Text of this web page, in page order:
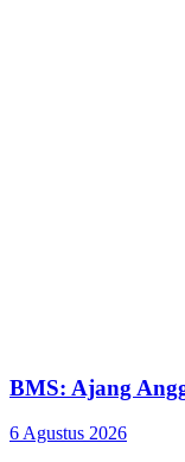
BMS: Ajang
6 Agustus 2026